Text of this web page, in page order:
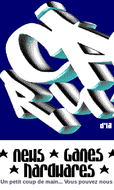
Un petit coup de main... Vous pouvez